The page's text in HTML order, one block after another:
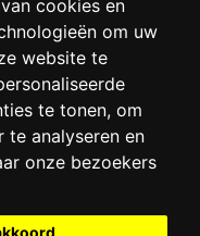
cookies en
om uw
website te
te tonen, om
te analyseren en
onze bezoekers